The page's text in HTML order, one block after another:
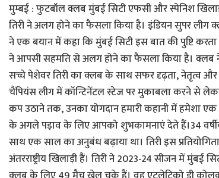
मुम्बई : फुटबॉल क्लब मुंबई सिटी एफसी और स्पेनिश
तिरी ने अलग होने का फैसला किया है। इंडियन सुपर लीग
ने एक बयान में कहा कि मुंबई सिटी इस बात की पुष्टि
ने आपसी सहमति से अलग होने का फैसला किया है। क्लब
सच्चे पेशेवर तिरी का क्लब के साथ सफर दृढ़ता, नेतृत्व और
चैंपियंस लीग में कॉन्टिनेंटल स्टेज पर मुकाबला करने से
कप उठाने तक, उनका योगदान हमारी कहानी में हमेशा
के अगले पड़ाव के लिए आपको शुभकामनाएं देते हैं।34
साथ एक साल का अनुबंध बढ़ाया था। तिरी इस
अंतरराष्ट्रीय खिलाड़ी हैं। तिरी ने 2023-24 सीजन में मुंबई